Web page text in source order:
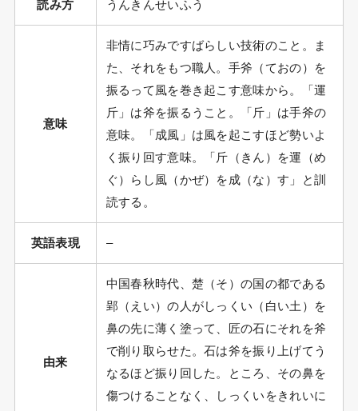
読み方 うんきんせいふう
意味
非情に巧みですばらしい技術のこと。ま
た、それをもつ職人。手斧（ておの）を
振るって風を巻き起こす意味から。「運
斤」は斧を振るうこと。「斤」は手斧の
意味。「成風」は風を起こすほど勢いよ
く振り回す意味。「斤（きん）を運（め
ぐ）らし風（かぜ）を成（な）す」と訓
読する。
英語表現 –
由来
中国春秋時代、楚（そ）の国の都である
郢（えい）の人がしっくい（白い土）を
鼻の先に薄く塗って、匠の石にそれを斧
で削り取らせた。石は斧を振り上げてう
なるほど振り回した。ところ、その鼻を
傷つけることなく、しっくいをきれいに